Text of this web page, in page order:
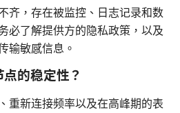
齐，存在被监控、日志记录和数
必了解提供方的隐私政策，以及
输敏感信息。
的稳定性？
重新连接频率以及在高峰期的表